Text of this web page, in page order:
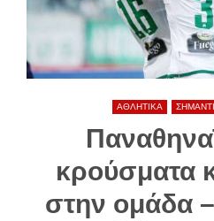
ΑΘΛΗΤΙΚΑ
κρούσματα
στην ομάδα